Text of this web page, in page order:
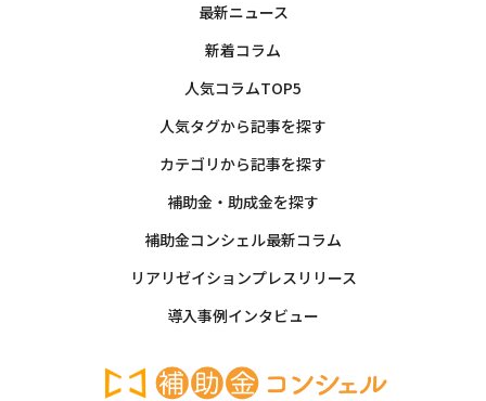
最新ニュース
新着コラム
人気コラムTOP5
人気タグから記事を探す
カテゴリから記事を探す
補助金・助成金を探す
補助金コンシェル最新コラム
リアリゼイションプレスリリース
導入事例インタビュー